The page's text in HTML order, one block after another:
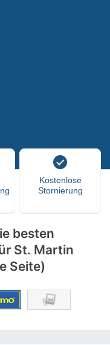
Kostenlose
Stornierung
besten
St. Martin
Seite)